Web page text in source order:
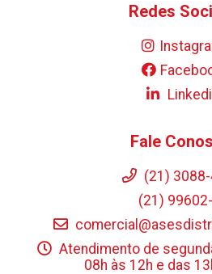
Redes
Fale
(21)
(21)
Atendimento de
08h às 12h e das